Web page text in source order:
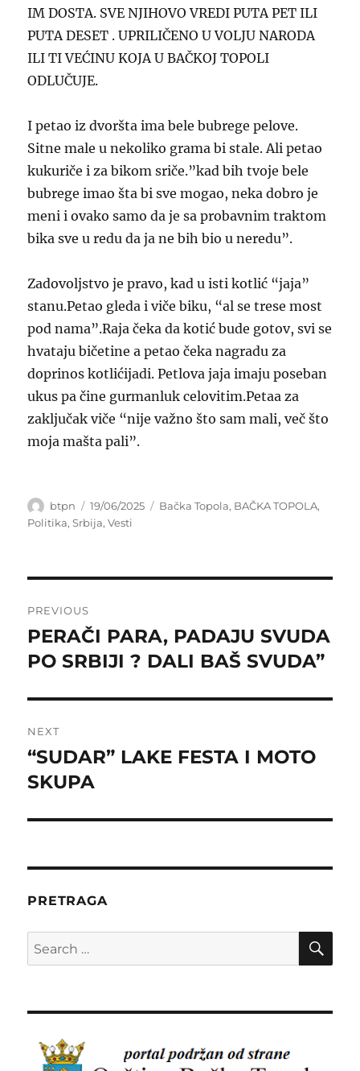
IM DOSTA. SVE NJIHOVO VREDI PUTA PET ILI
PUTA DESET . UPRILIČENO U VOLJU NARODA
ILI TI VEĆINU KOJA U BAČKOJ TOPOLI
ODLUČUJE.
I petao iz dvoršta ima bele bubrege pelove.
Sitne male u nekoliko grama bi stale. Ali petao
kukuriče i za bikom sriče.”kad bih tvoje bele
bubrege imao šta bi sve mogao, neka dobro je
meni i ovako samo da je sa probavnim traktom
bika sve u redu da ja ne bih bio u neredu”.
Zadovoljstvo je pravo, kad u isti kotlić “jaja”
stanu.Petao gleda i viče biku, “al se trese most
pod nama”.Raja čeka da kotić bude gotov, svi se
hvataju bičetine a petao čeka nagradu za
doprinos kotlićijadi. Petlova jaja imaju poseban
ukus pa čine gurmanluk celovitim.Petaa za
zaključak viče “nije važno što sam mali, več što
moja mašta pali”.
Author
btpn
Posted
on
19/06/2025 Categories
Bačka Topola, BAČKA TOPOLA,
Politika,Srbija,Vesti
navigation
PREVIOUS
Previous
post:
PERAČI PARA, PADAJU SVUDA
PO SRBIJI ? DALI BAŠ SVUDA”
NEXT
Next
post:
“SUDAR” LAKE FESTA I MOTO
SKUPA
PRETRAGA
Search
for: